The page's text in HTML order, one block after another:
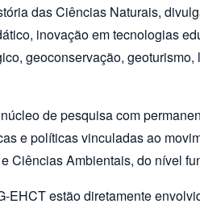
das Ciências Naturais,
inovação em tecnologias
geoconservação,
de pesquisa com
e políticas vinculadas ao
Ciências Ambientais, do nível
EHCT estão diretamente